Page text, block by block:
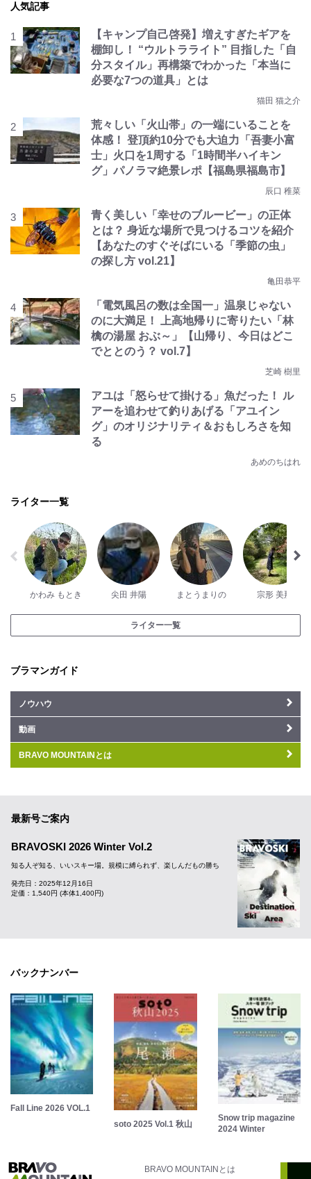
人気記事
【キャンプ自己啓発】増えすぎたギアを
棚卸し！ “ウルトラライト” 目指した「自
分スタイル」再構築でわかった「本当に
必要な7つの道具」とは
猫田 猫之介
荒々しい「火山帯」の一端にいることを
体感！ 登頂約10分でも大迫力「吾妻小富
士」火口を1周する「1時間半ハイキン
グ」パノラマ絶景レポ【福島県福島市】
辰口 稚菜
青く美しい「幸せのブルービー」の正体
とは？ 身近な場所で見つけるコツを紹介
【あなたのすぐそばにいる「季節の虫」
の探し方 vol.21】
亀田恭平
「電気風呂の数は全国一」温泉じゃない
のに大満足！ 上高地帰りに寄りたい「林
檎の湯屋 おぶ～」【山帰り、今日はどこ
でととのう？ vol.7】
芝崎 樹里
アユは「怒らせて掛ける」魚だった！ ル
アーを追わせて釣りあげる「アユイン
グ」のオリジナリティ＆おもしろさを知
る
あめのちはれ
ライター一覧
かわみ もとき 尖田 井陽 まとうまりの 宗形 美那
ライター一覧
ブラマンガイド
ノウハウ
動画
BRAVO MOUNTAINとは
最新号ご案内
BRAVOSKI 2026 Winter Vol.2
知る人ぞ知る、いいスキー場。規模に縛られず、楽しんだもの勝ち
発売日：2025年12月16日
定価：1,540円 (本体1,400円)
バックナンバー
Fall Line 2026 VOL.1
soto 2025 Vol.1 秋山
Snow trip magazine
2024 Winter
BRAVO MOUNTAINとは